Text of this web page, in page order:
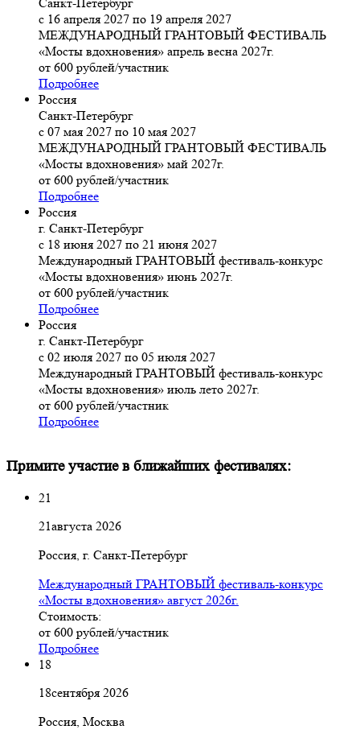
с 16 апреля 2027 по 19 апреля 2027
МЕЖДУНАРОДНЫЙ ГРАНТОВЫЙ ФЕСТИВАЛЬ
«Мосты вдохновения» апрель весна 2027г.
от 600 рублей/участник
Подробнее
Россия
Санкт-Петербург
с 07 мая 2027 по 10 мая 2027
МЕЖДУНАРОДНЫЙ ГРАНТОВЫЙ ФЕСТИВАЛЬ
«Мосты вдохновения» май 2027г.
от 600 рублей/участник
Подробнее
Россия
г. Санкт-Петербург
с 18 июня 2027 по 21 июня 2027
Международный ГРАНТОВЫЙ фестиваль-конкурс
«Мосты вдохновения» июнь 2027г.
от 600 рублей/участник
Подробнее
Россия
г. Санкт-Петербург
с 02 июля 2027 по 05 июля 2027
Международный ГРАНТОВЫЙ фестиваль-конкурс
«Мосты вдохновения» июль лето 2027г.
от 600 рублей/участник
Подробнее
Примите участие в ближайших фестивалях:
21
21августа 2026
Россия, г. Санкт-Петербург
Международный ГРАНТОВЫЙ фестиваль-конкурс
«Мосты вдохновения» август 2026г.
Стоимость:
от 600 рублей/участник
Подробнее
18
18сентября 2026
Россия, Москва